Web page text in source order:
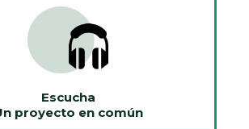
Escucha
proyecto en común